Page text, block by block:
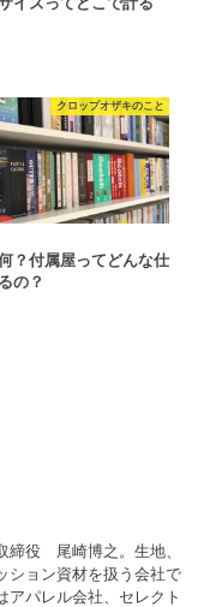
イズってどこで計る
クロップオザキのこと
？付属屋ってどんな仕
の？
締役 尾崎博之。生地、
ション資材を扱う会社で
アパレル会社、セレクト